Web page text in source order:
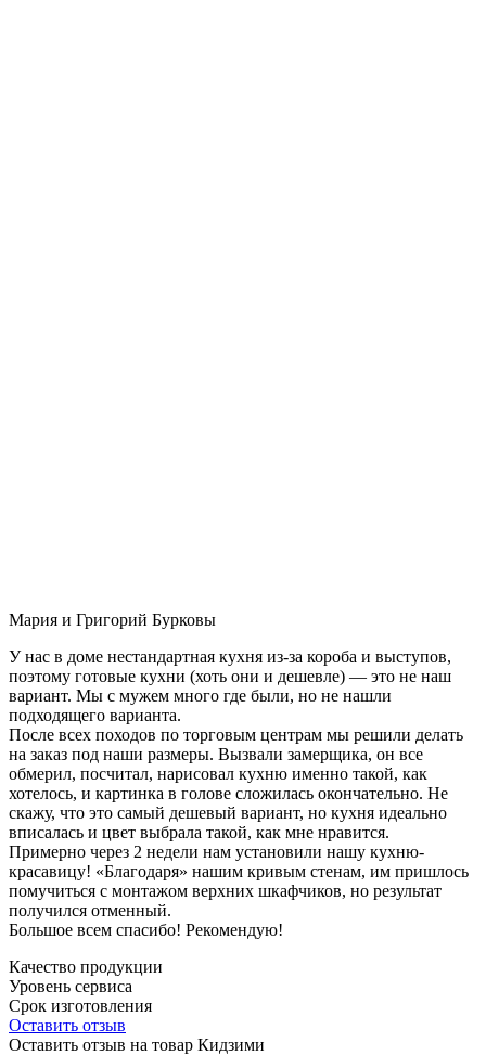
Мария и Григорий Бурковы
У нас в доме нестандартная кухня из-за короба и выступов,
поэтому готовые кухни (хоть они и дешевле) — это не наш
вариант. Мы с мужем много где были, но не нашли
подходящего варианта.
После всех походов по торговым центрам мы решили делать
на заказ под наши размеры. Вызвали замерщика, он все
обмерил, посчитал, нарисовал кухню именно такой, как
хотелось, и картинка в голове сложилась окончательно. Не
скажу, что это самый дешевый вариант, но кухня идеально
вписалась и цвет выбрала такой, как мне нравится.
Примерно через 2 недели нам установили нашу кухню-
красавицу! «Благодаря» нашим кривым стенам, им пришлось
помучиться с монтажом верхних шкафчиков, но результат
получился отменный.
Большое всем спасибо! Рекомендую!
Качество продукции
Уровень сервиса
Срок изготовления
Оставить отзыв
Оставить отзыв на товар Кидзими